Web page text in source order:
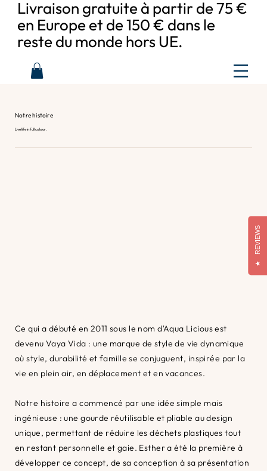
Livraison gratuite à partir de 75 €
en Europe et de 150 € dans le
reste du monde hors UE.
Ce qui a débuté en 2011 sous le nom d'Aqua Licious est
devenu Vaya Vida : une marque de style de vie dynamique
où style, durabilité et famille se conjuguent, inspirée par la
vie en plein air, en déplacement et en vacances.
Notre histoire a commencé par une idée simple mais
ingénieuse : une gourde réutilisable et pliable au design
unique, permettant de réduire les déchets plastiques tout
en restant personnelle et gaie. Esther a été la première à
développer ce concept, de sa conception à sa présentation
Notre histoire
Live life in full colour.
★
REVIEWS